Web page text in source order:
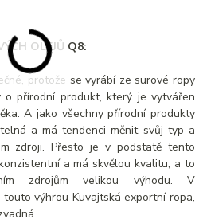
OLEJŮ Q8:
protože se vyrábí ze surové ropy
o přírodní produkt, který je vytvářen
A jako všechny přírodní produkty
a má tendenci měnit svůj typ a
zdroji. Přesto je v podstatě tento
a má skvělou kvalitu, a to
zdrojům velikou výhodu. V
výhrou Kuvajtská exportní ropa,